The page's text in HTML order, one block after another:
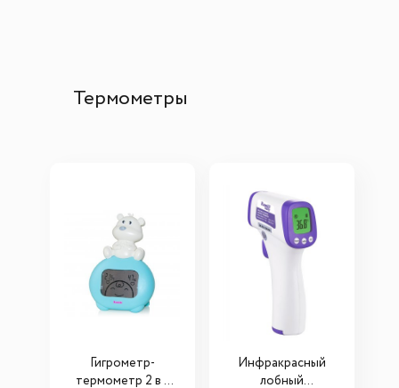
Термометры
Гигрометр-
термометр 2 в 1
Инфракрасный
лобный